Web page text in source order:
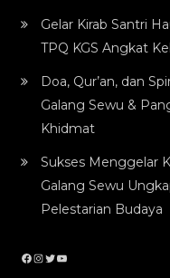
Gelar Kirab Santri
TPQ KGS Angkat
Doa, Qur’an, dan
Galang Sewu &
Khidmat
Sukses Menggelar
Galang Sewu
Pelestarian Budaya
Facebook
Instagram
Twitter
YouTube